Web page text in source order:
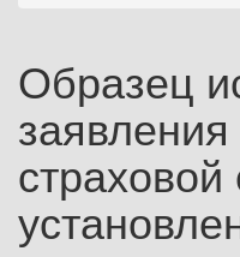
Образец